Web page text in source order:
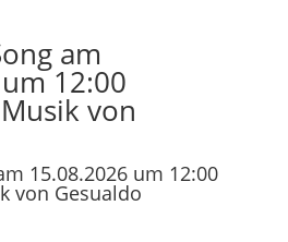
am
12:00
von
15.08.2026 um 12:00
von Gesualdo